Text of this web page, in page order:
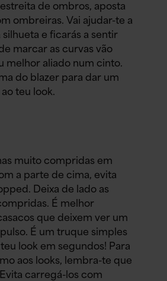
de ombros, aposta
ombreiras. Vai ajudar-te a
e ficarás a sentir
marcar as curvas vão
melhor aliado num cinto.
do blazer para dar um
teu look.
muito compridas em
a parte de cima, evita
Deixa de lado as
É melhor
que deixem ver um
É um truque simples
look em segundos! Para
aos looks, lembra-te que
carregá-los com